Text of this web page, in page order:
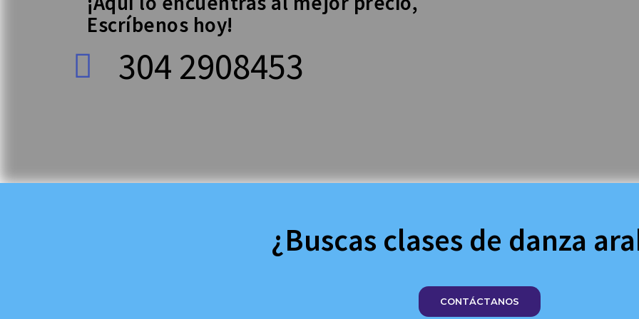
Escríbenos hoy!
304 2908453
¿Buscas clases de danza
CONTÁCTANOS